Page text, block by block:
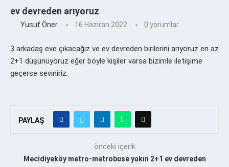
ev devreden arıyoruz
Yusuf Öner 16 Haziran 2022 0 yorumlar
3 arkadaş eve çıkacağız ve ev devreden birilerini arıyoruz en az
2+1 düşünüyoruz eğer böyle kişiler varsa bizimle iletişime
geçerse seviniriz.
PAYLAŞ
önceki içerik
Mecidiyeköy metro-metrobuse yakın 2+1 ev devreden